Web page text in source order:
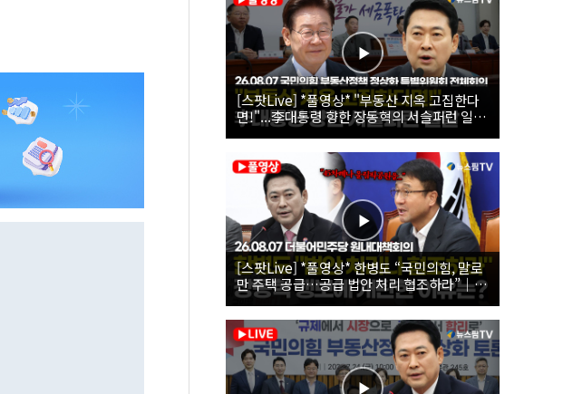
[스팟Live] *풀영상* "부동산 지옥 고집한다
면!"...李대통령 향한 장동혁의 서슬퍼런 일갈
| 26.08.07 국민의힘 부동산정책 정상화 특별
위원회 전체회의
[스팟Live] *풀영상* 한병도 “국민의힘, 말로
만 주택 공급…공급 법안 처리 협조하라”｜
26.08.07 더불어민주당 원내대책회의